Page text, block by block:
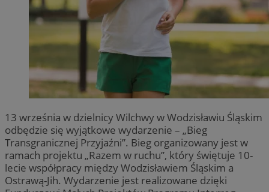
13 września w dzielnicy Wilchwy w Wodzisławiu Śląskim
odbędzie się wyjątkowe wydarzenie – „Bieg
Transgranicznej Przyjaźni”. Bieg organizowany jest w
ramach projektu „Razem w ruchu”, który świętuje 10-
lecie współpracy między Wodzisławiem Śląskim a
Ostrawą-Jih. Wydarzenie jest realizowane dzięki